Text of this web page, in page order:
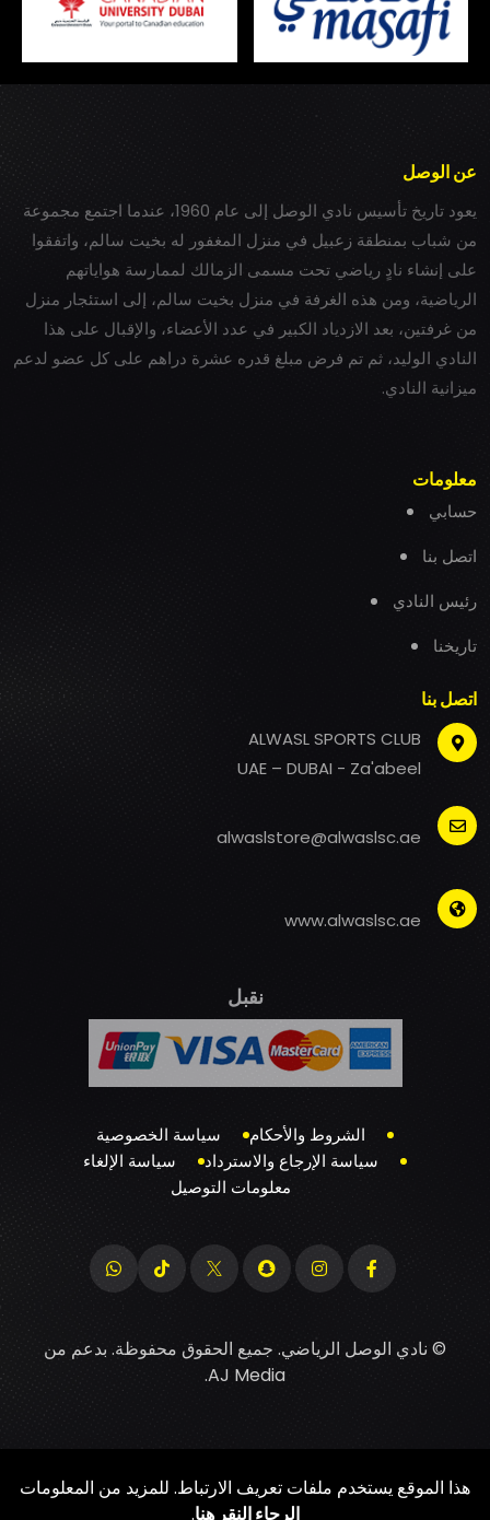
عن الوصل
يعود تاريخ تأسيس نادي الوصل إلى عام 1960، عندما اجتمع مجموعة
من شباب بمنطقة زعبيل في منزل المغفور له بخيت سالم، واتفقوا
على إنشاء نادٍ رياضي تحت مسمى الزمالك لممارسة هواياتهم
الرياضية، ومن هذه الغرفة في منزل بخيت سالم، إلى استئجار منزل
من غرفتين، بعد الازدياد الكبير في عدد الأعضاء، والإقبال على هذا
النادي الوليد، ثم تم فرض مبلغ قدره عشرة دراهم على كل عضو لدعم
ميزانية النادي.
معلومات
حسابي
اتصل بنا
رئيس النادي
تاريخنا
اتصل بنا
ALWASL SPORTS CLUB
UAE – DUBAI - Za'abeel
alwaslstore@alwaslsc.ae
www.alwaslsc.ae
نقبل
الشروط والأحكام
سياسة الخصوصية
سياسة الإرجاع والاسترداد
سياسة الإلغاء
معلومات التوصيل
© نادي الوصل الرياضي. جميع الحقوق محفوظة. بدعم من
AJ Media
.
هذا الموقع يستخدم ملفات تعريف الارتباط. للمزيد من المعلومات
الرجاء النقر هنا.